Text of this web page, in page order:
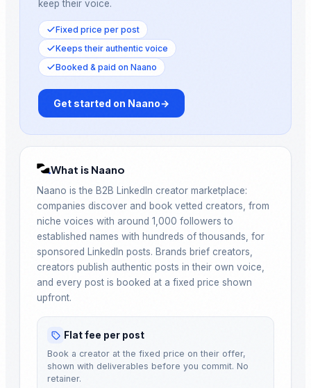
keep their voice.
Fixed price per post
Keeps their authentic voice
Booked & paid on Naano
Get started on Naano→
What is Naano
Naano is the B2B LinkedIn creator marketplace:
companies discover and book vetted creators, from
niche voices with around 1,000 followers to
established names with hundreds of thousands, for
sponsored LinkedIn posts. Brands brief creators,
creators publish authentic posts in their own voice,
and every post is booked at a fixed price shown
upfront.
Flat fee per post
Book a creator at the fixed price on their offer,
shown with deliverables before you commit. No
retainer.